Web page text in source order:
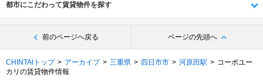
都市にこだわって賃貸物件を探す
前のページへ戻る ページの先頭へ
CHINTAIトップ アーカイブ 三重県 四日市市 河原田駅
コーポユー
カリの賃貸物件情報